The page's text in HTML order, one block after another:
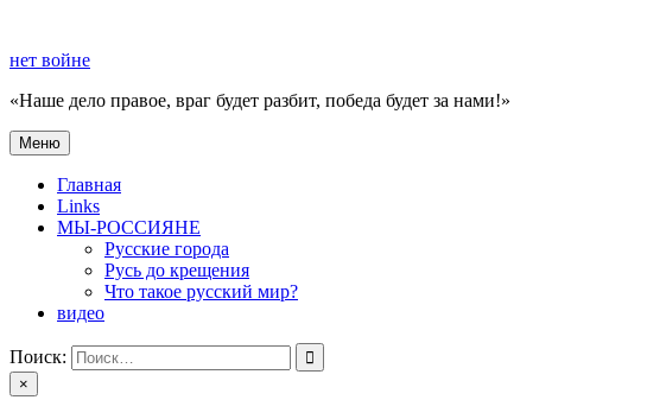
содержимому
нет войне
«Наше дело правое, враг будет разбит, победа будет за нами!»
нет войне
«Наше дело правое, враг будет разбит, победа будет за нами!»
Меню
Главная
Links
МЫ-РОССИЯНЕ
Русские города
Русь до крещения
Что такое русский мир?
видео
Поиск:
×